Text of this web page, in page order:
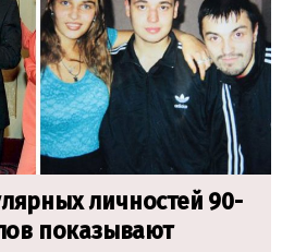
личностей 90-
показывают